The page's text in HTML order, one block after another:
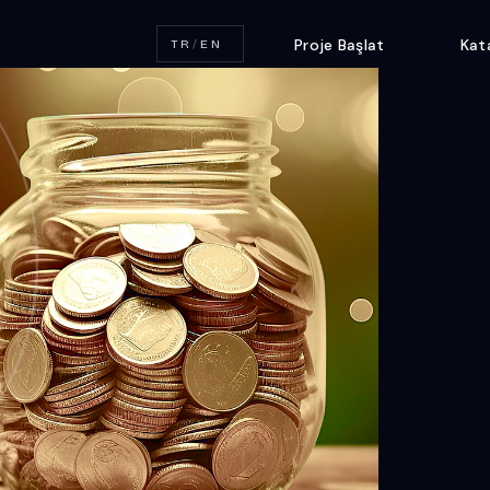
TR / EN Proje Başlat